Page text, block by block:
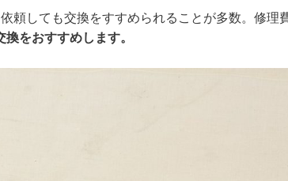
頼しても交換をすすめられることが多数。修理
換をおすすめします。